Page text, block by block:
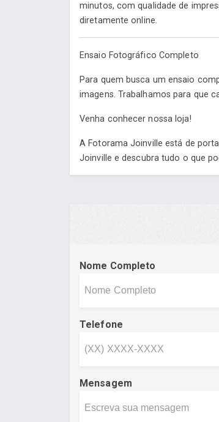
minutos, com qualidade de
diretamente online.
Ensaio Fotográfico Completo
Para quem busca um ensaio
imagens. Trabalhamos para que
Venha conhecer nossa loja!
A Fotorama Joinville está de
Joinville e descubra tudo o que
Nome Completo
Telefone
Mensagem